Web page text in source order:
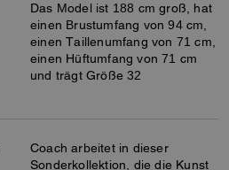
Das Model ist 188 cm groß, hat
einen Brustumfang von 94 cm,
einen Taillenumfang von 71 cm,
einen Hüftumfang von 71 cm
und trägt Größe 32
Coach arbeitet in dieser
Sonderkollektion, die die Kunst